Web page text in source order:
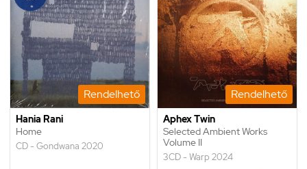
Rendelhető
Hania Rani
Home
CD - Gondwana 2020
Rendelhető
Aphex Twin
Selected Ambient Works
Volume II
3CD - Warp 2024